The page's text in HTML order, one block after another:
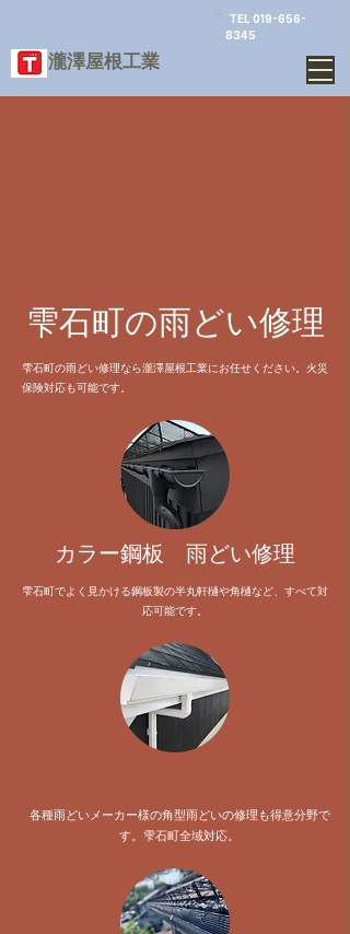
​瀧澤屋根工業
TEL 019-656-
8345
雫石町の雨どい修理
雫石町の雨どい修理なら瀧澤屋根工業にお任せください。火災
保険対応も可能です。
​カラー鋼板 雨どい修理
雫石町でよく見かける鋼板製の半丸軒樋や角樋など、すべて対
応可能です。
各種雨どいメーカー様の角型雨どいの修理も得意分野で
す。雫石町全域対応。